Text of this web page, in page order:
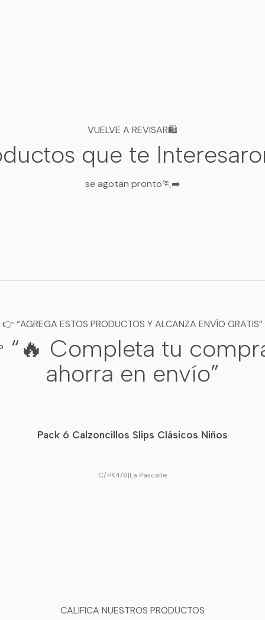
VUELVE A REVISAR🛍️
que te
se agotan pronto🏃‍➡️
👉 “AGREGA ESTOS PRODUCTOS Y ALCANZA ENVÍO GRATIS”
“🔥 Completa tu
ahorra en envío”
Pack 6 Calzoncillos Slips Clásicos Niños
C/PK4/6|La Pascalle
CALIFICA NUESTROS PRODUCTOS